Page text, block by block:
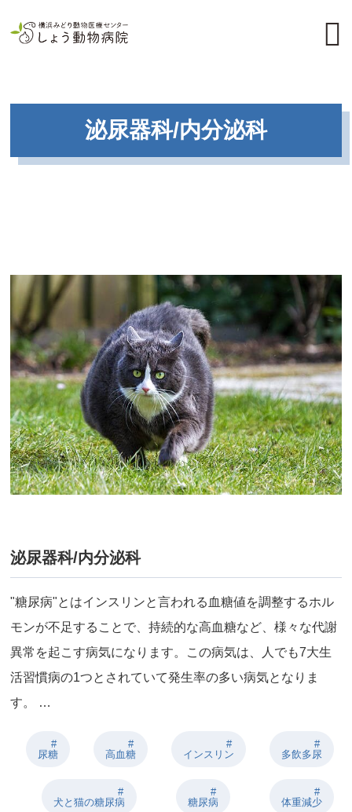
泌尿器科/内分泌科
泌尿器科/内分泌科
"糖尿病"とはインスリンと言われる血糖値を調整するホル
モンが不足することで、持続的な高血糖など、様々な代謝
異常を起こす病気になります。この病気は、人でも7大生
活習慣病の1つとされていて発生率の多い病気となりま
す。 …
尿糖 高血糖 インスリン 多飲多尿
犬と猫の糖尿病 糖尿病 体重減少